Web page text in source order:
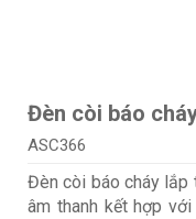
Đèn còi báo
ASC366
Đèn còi báo cháy lắp
âm thanh kết hợp